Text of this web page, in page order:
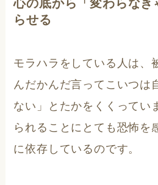
心の底から「変わらなき
らせる
モラハラをしている人は、
んだかんだ言ってこいつは
ない」とたかをくくってい
られることにとても恐怖を
に依存しているのです。